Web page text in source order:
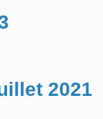
2021